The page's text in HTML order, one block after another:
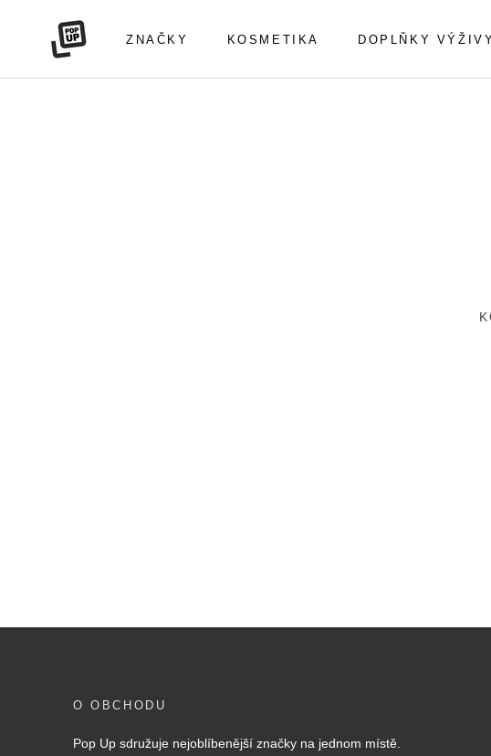
ZNAČKY KOSMETIKA DOPLŇKY
O OBCHODU
Pop Up sdružuje nejoblíbenější značky na jednom místě.